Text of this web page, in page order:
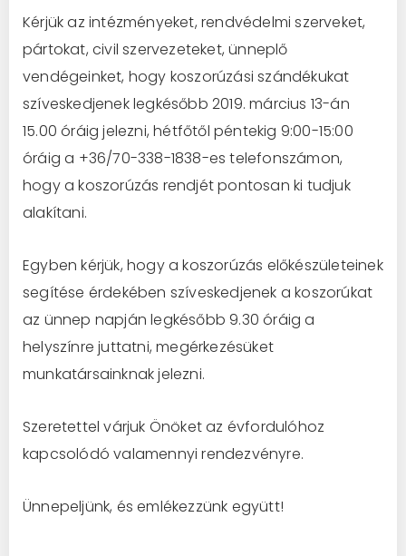
Kérjük az intézményeket, rendvédelmi szerveket,
pártokat, civil szervezeteket, ünneplő
vendégeinket, hogy koszorúzási szándékukat
szíveskedjenek legkésőbb 2019. március 13-án
15.00 óráig jelezni, hétfőtől péntekig 9:00-15:00
óráig a +36/70-338-1838-es telefonszámon,
hogy a koszorúzás rendjét pontosan ki tudjuk
alakítani.
Egyben kérjük, hogy a koszorúzás előkészületeinek
segítése érdekében szíveskedjenek a koszorúkat
az ünnep napján legkésőbb 9.30 óráig a
helyszínre juttatni, megérkezésüket
munkatársainknak jelezni.
Szeretettel várjuk Önöket az évfordulóhoz
kapcsolódó valamennyi rendezvényre.
Ünnepeljünk, és emlékezzünk együtt!